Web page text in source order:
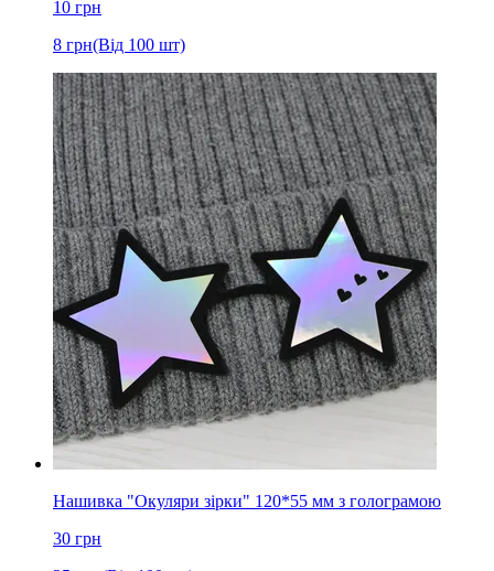
10 грн
8 грн(Від 100 шт)
Нашивка "Окуляри зірки" 120*55 мм з голограмою
30 грн